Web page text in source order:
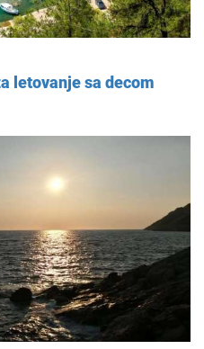
letovanje sa decom